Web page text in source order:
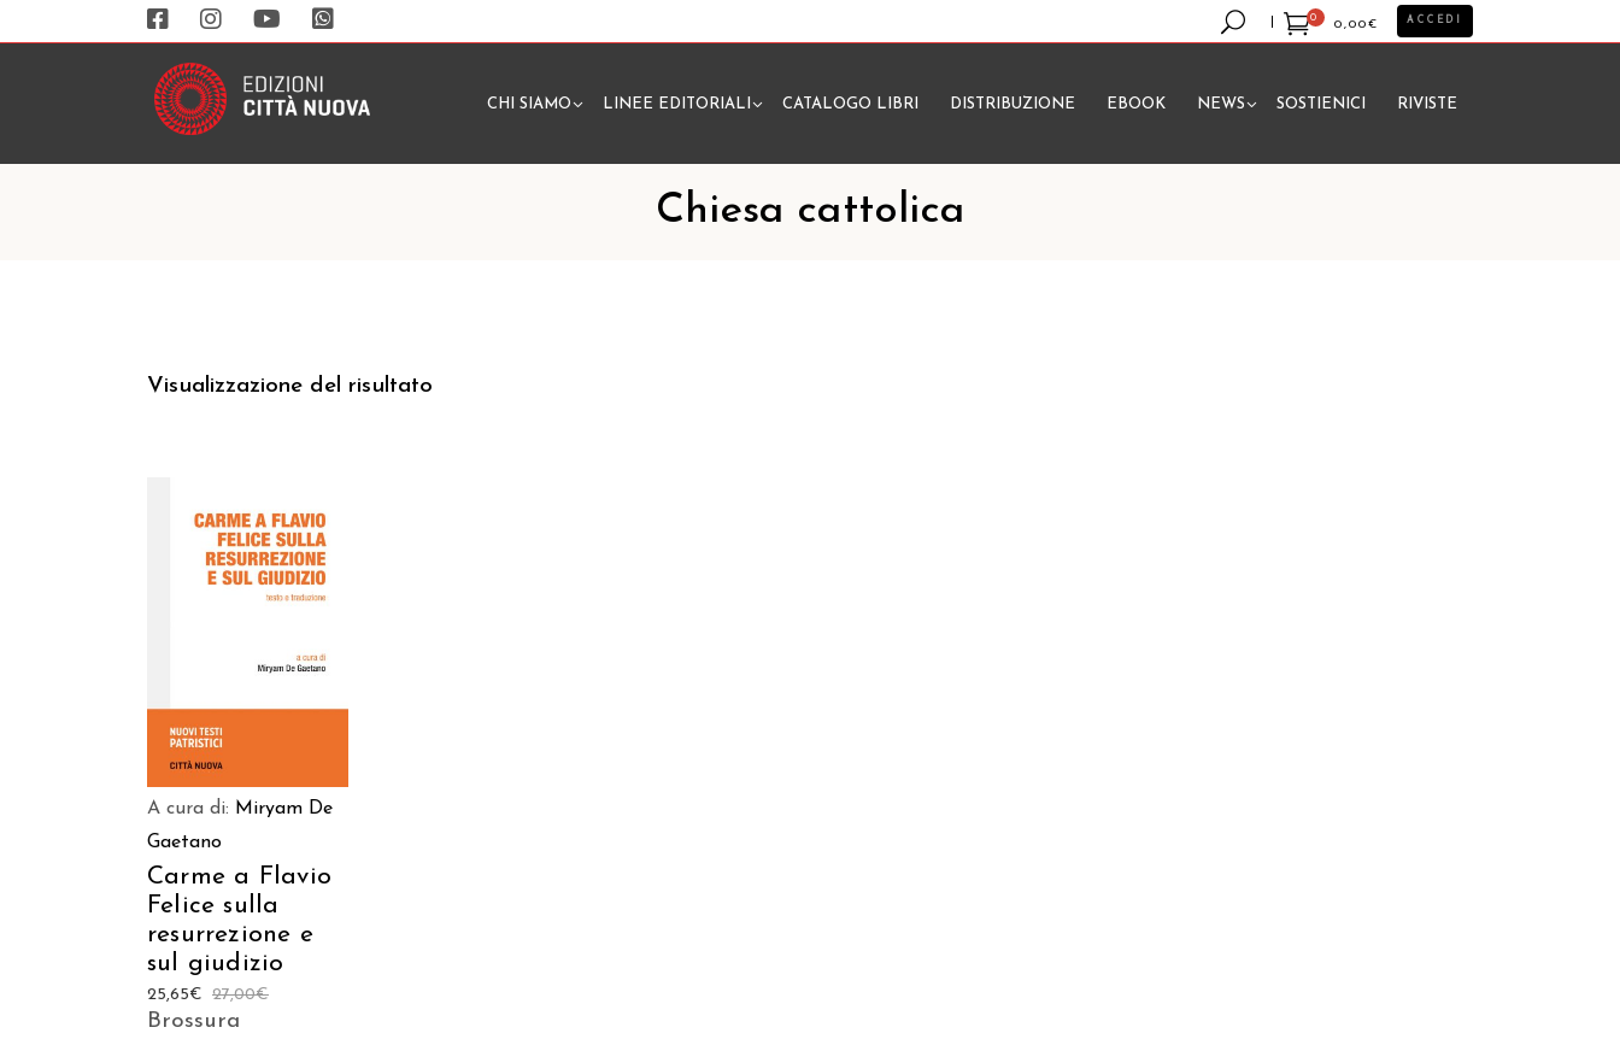
0
0,00€
Nessun prodotto nel carrello.
ACCEDI
CHI SIAMO LINEE EDITORIALI CATALOGO LIBRI DISTRIBUZIONE EBOOK NEWS SOSTIENICI RIVISTE
Chiesa cattolica
Visualizzazione del risultato
A cura di: Miryam De
Gaetano
Carme a Flavio
Felice sulla
resurrezione e
sul giudizio
27,00€
25,65€
Brossura